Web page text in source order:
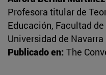
Profesora titular de
Educación, Facultad
Universidad de Navarra
Publicado en: The